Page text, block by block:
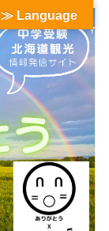
≫ Language